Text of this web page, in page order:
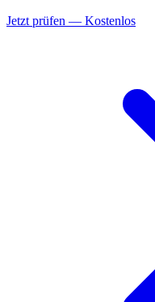
Jetzt prüfen — Kostenlos